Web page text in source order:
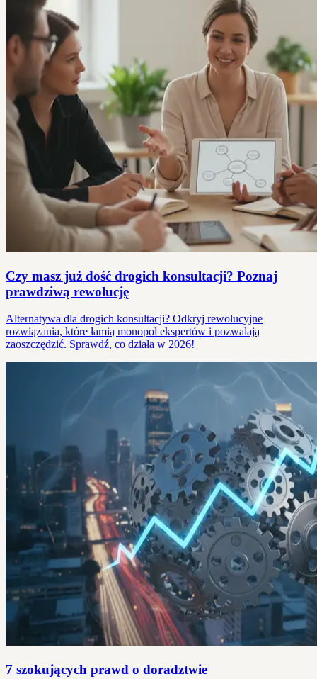
Czy masz już dość drogich konsultacji? Poznaj
prawdziwą rewolucję
Alternatywa dla drogich konsultacji? Odkryj rewolucyjne
rozwiązania, które łamią monopol ekspertów i pozwalają
zaoszczędzić. Sprawdź, co działa w 2026!
7 szokujących prawd o doradztwie